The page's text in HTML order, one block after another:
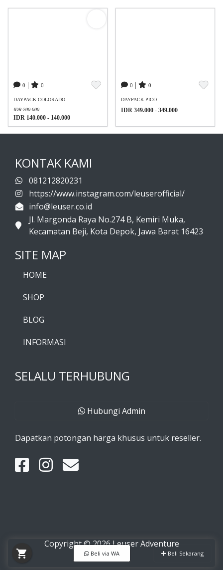
shopping_cart Beli via WA Beli Sekarang
0 0
DAYPACK COLORADO
IDR 200.000
IDR 140.000 - 140.000
0 0
DAYPACK PICO
IDR 349.000 - 349.000
KONTAK KAMI
081212820231
https://www.instagram.com/leuserofficial/
info@leuser.co.id
Jl. Margonda Raya No.274 B, Kemiri Muka,
Kecamatan Beji, Kota Depok, Jawa Barat 16423
SITE MAP
HOME
SHOP
BLOG
INFORMASI
SELALU TERHUBUNG
Hubungi Admin
Dapatkan potongan harga khusus untuk reseller.
Copyright © 2026 Leuser Adventure